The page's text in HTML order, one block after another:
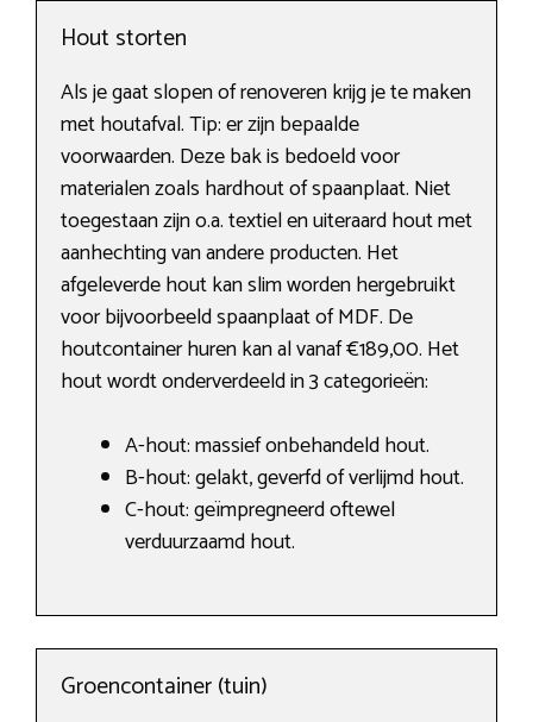
Hout storten
Als je gaat slopen of renoveren krijg je te maken
met houtafval. Tip: er zijn bepaalde
voorwaarden. Deze bak is bedoeld voor
materialen zoals hardhout of spaanplaat. Niet
toegestaan zijn o.a. textiel en uiteraard hout met
aanhechting van andere producten. Het
afgeleverde hout kan slim worden hergebruikt
voor bijvoorbeeld spaanplaat of MDF. De
houtcontainer huren kan al vanaf €189,00. Het
hout wordt onderverdeeld in 3 categorieën:
A-hout: massief onbehandeld hout.
B-hout: gelakt, geverfd of verlijmd hout.
C-hout: geïmpregneerd oftewel
verduurzaamd hout.
Groencontainer (tuin)